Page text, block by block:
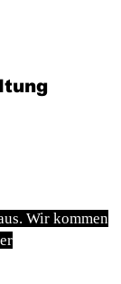
Wir kommen